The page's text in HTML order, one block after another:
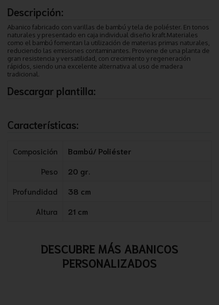
Descripción:
Abanico fabricado con varillas de bambú y tela de poliéster. En tonos
naturales y presentado en caja individual diseño kraft.Materiales
como el bambú fomentan la utilización de materias primas naturales,
reduciendo las emisiones contaminantes. Proviene de una planta de
gran resistencia y versatilidad, con crecimiento y regeneración
rápidos, siendo una excelente alternativa al uso de madera
tradicional.
Descargar plantilla:
Características:
Composición
Bambú/ Poliéster
Peso
20 gr.
Profundidad
38 cm
Altura
21 cm
DESCUBRE MÁS ABANICOS
PERSONALIZADOS